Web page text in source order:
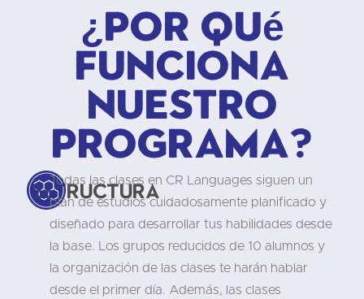
¿Por qué
funciona
nuestro
programa?
Estructura
Todas las clases en CR Languages siguen un
plan de estudios cuidadosamente planificado y
diseñado para desarrollar tus habilidades desde
la base. Los grupos reducidos de 10 alumnos y
la organización de las clases te harán hablar
desde el primer día. Además, las clases